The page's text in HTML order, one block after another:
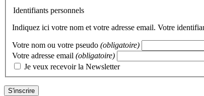
Identifiants personnels
Indiquez ici votre nom et votre adresse email. Votre
Votre nom ou votre pseudo (obligatoire)
Votre adresse email (obligatoire)
Je veux recevoir la Newsletter